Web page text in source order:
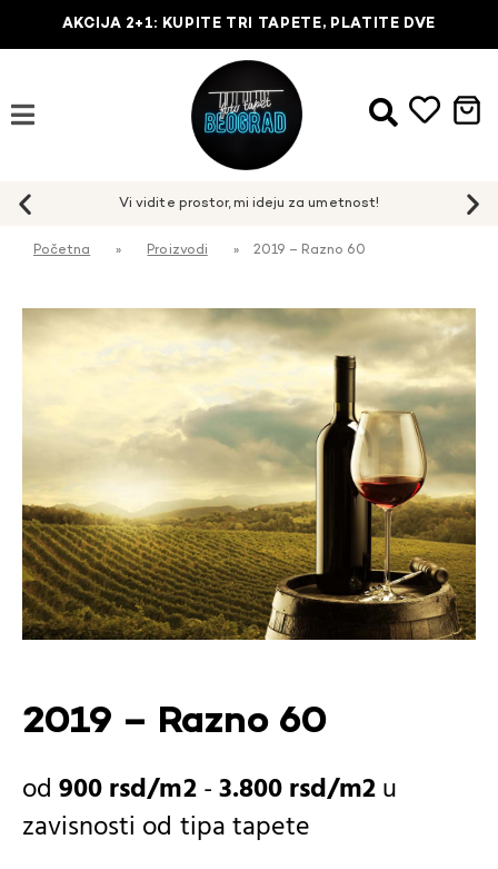
AKCIJA 2+1: KUPITE TRI TAPETE, PLATITE DVE
Početna » Proizvodi » 2019 – Razno 60
2019 – Razno 60
900rsd -3.800rsd
u
zavisnosti od tipa tapete